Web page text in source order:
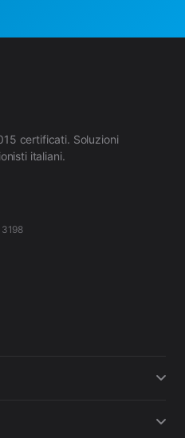
certificati. Soluzioni
italiani.